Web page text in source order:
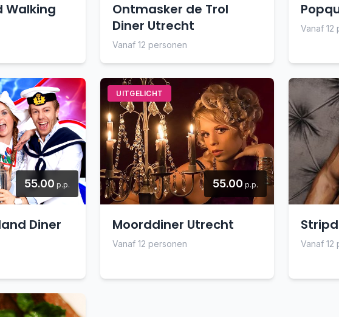
Walking
Ontmasker de Trol
Diner Utrecht
Vanaf 12 personen
Vanaf 12
55.00 p.p.
Diner
UITGELICHT
55.00 p.p.
Moorddiner Utrecht
Vanaf 12 personen Vanaf 12